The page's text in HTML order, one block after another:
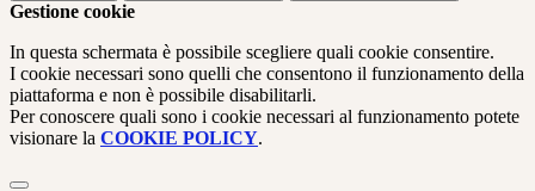
Gestione cookie
In questa schermata è possibile scegliere quali cookie consentire.
I cookie necessari sono quelli che consentono il funzionamento della
piattaforma e non è possibile disabilitarli.
Per conoscere quali sono i cookie necessari al funzionamento potete
visionare la COOKIE POLICY.